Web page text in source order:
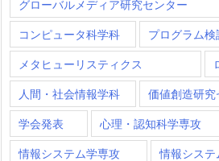
グローバルメディア研究センター
コンピュータ科学科 プログラム検
メタヒューリスティクス
人間・社会情報学科 価値創造研究
学会発表 心理・認知科学専攻
情報システム学専攻 情報システ